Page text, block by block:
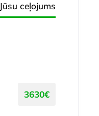
Jūsu ceļojums
3630€